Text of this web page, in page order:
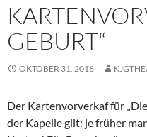
GEBURT“
OKTOBER 31, 2016
Der Kartenvorverkaf für
der Kapelle gilt: je früher